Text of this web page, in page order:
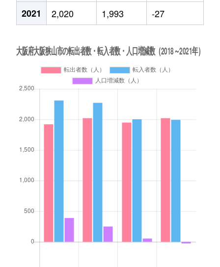
2021
2,020 1,993 -27